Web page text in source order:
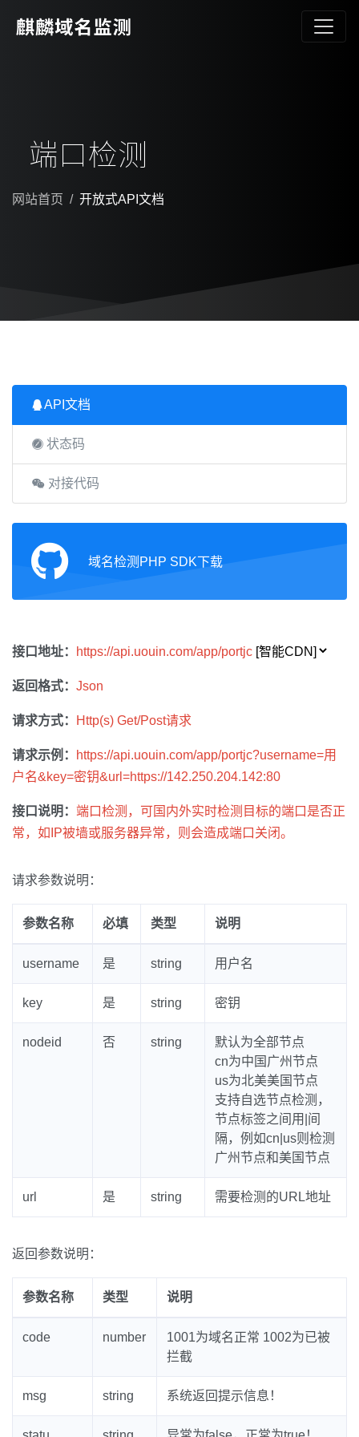
端口检测
网站首页 开放式API文档
API文档
状态码
对接代码
域名检测PHP SDK下载
接口地址： https://api.uouin.com/app/portjc
返回格式： Json
请求方式： Http(s) Get/Post请求
请求示例：
https://api.uouin.com/app/portjc?username=用
户名&key=密钥&url=https://142.250.204.142:80
接口说明： 端口检测，可国内外实时检测目标的端口是否正
常，如IP被墙或服务器异常，则会造成端口关闭。
请求参数说明：
参数名称 必填 类型 说明
username 是 string 用户名
key 是 string 密钥
nodeid 否 string
默认为全部节点
cn为中国广州节点
us为北美美国节点
支持自选节点检测，
节点标签之间用|间
隔，例如cn|us则检测
广州节点和美国节点
url 是 string 需要检测的URL地址
返回参数说明：
参数名称 类型 说明
code number
1001为域名正常 1002为已被
拦截
msg string 系统返回提示信息！